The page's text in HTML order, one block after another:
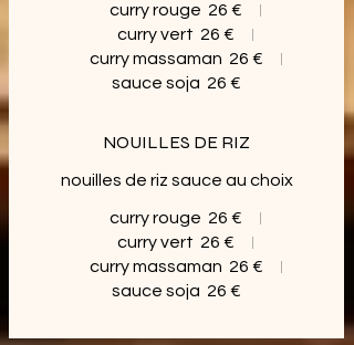
curry rouge 26 €
curry vert 26 €
curry massaman 26 €
sauce soja 26 €
NOUILLES DE RIZ
nouilles de riz sauce au choix
curry rouge 26 €
curry vert 26 €
curry massaman 26 €
sauce soja 26 €